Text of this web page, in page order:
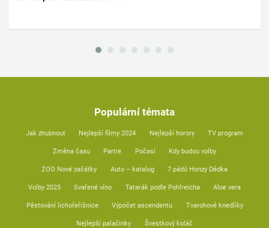
Populární témata
Jak zhubnout Nejlepší filmy 2024 Nejlepší horory TV program
Změna času Partie Počasí Kdy budou volby
ZOO Nové začátky Auto – katalog 7 pádů Honzy Dědka
Volby 2025 Svařené víno Tatarák podle Pohlreicha Aloe vera
Pěstování lichořeřišnice Výpočet ascendentu Tvarohové knedlíky
Nejlepší palačinky Švestkový koláč